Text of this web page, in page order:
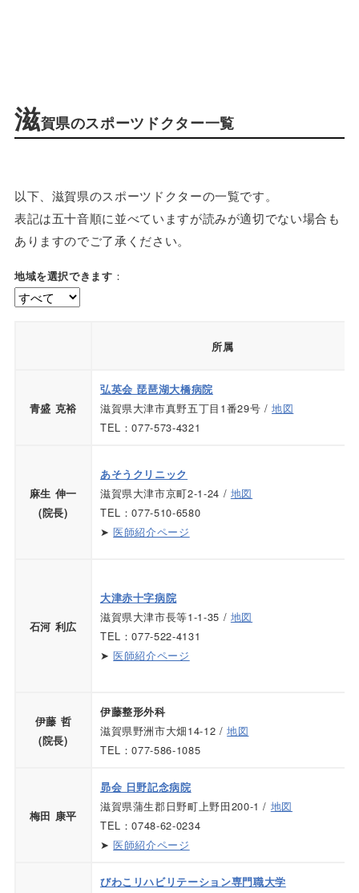
滋賀県のスポーツドクター一覧
以下、滋賀県のスポーツドクターの一覧です。
表記は五十音順に並べていますが読みが適切でない場合も
ありますのでご了承ください。
地域を選択できます ：
所属
青盛 克裕
弘英会 琵琶湖大橋病院
滋賀県大津市真野五丁目1番29号 /地図
TEL：077-573-4321
麻生 伸一
(院長)
あそうクリニック
滋賀県大津市京町2-1-24 / 地図
TEL：077-510-6580
➤医師紹介ページ
石河 利広
大津赤十字病院
滋賀県大津市長等1-1-35 / 地図
TEL：077-522-4131
➤医師紹介ページ
伊藤 哲
(院長)
伊藤整形外科
滋賀県野洲市大畑14-12 /地図
TEL：077-586-1085
梅田 康平
昴会 日野記念病院
滋賀県蒲生郡日野町上野田200-1 / 地図
TEL：0748‐62‐0234
➤医師紹介ページ
びわこリハビリテーション専門職大学